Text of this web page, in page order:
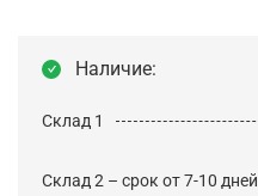
Наличие:
Склад 1
Склад 2 – срок от 7-10 дней